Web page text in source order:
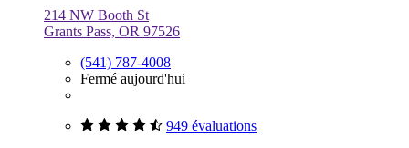
214 NW Booth St
Grants Pass, OR 97526
(541) 787-4008
Fermé aujourd'hui
949 évaluations